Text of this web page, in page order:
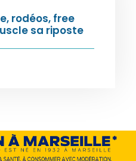
rodéos, free
sa riposte